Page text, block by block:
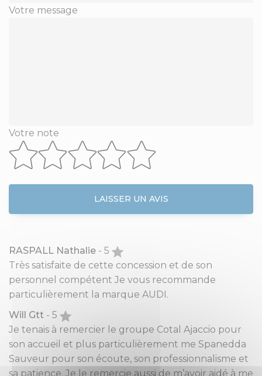
Votre message
Votre note
LAISSER UN AVIS
RASPALL Nathalie - 5
Très satisfaite de cette concession et de son
personnel compétent Je vous recommande
particulièrement la marque AUDI.
Will Gtt - 5
Je tenais à remercier le groupe Cotal Ajaccio pour
son accueil et plus particulièrement me Spanedda
Sauveur pour son écoute, son professionnalisme et
sa patience. Je le remercie aussi de m’avoir aidé à me